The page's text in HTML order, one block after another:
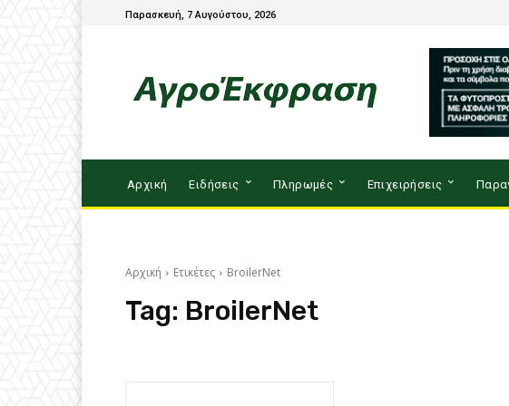
Παρασκευή, 7 Αυγούστου, 2026
Αρχική Ειδήσεις Πληρωμές Επιχειρήσεις
Αρχική Ετικέτες BroilerNet
Tag: BroilerNet